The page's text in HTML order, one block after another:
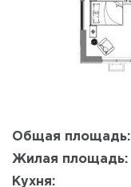
Общая площадь:
Жилая площадь:
Кухня: